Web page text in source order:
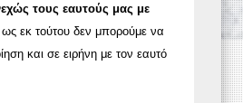
τους εαυτούς μας με
ως εκ τούτου δεν μπορούμε να
και σε ειρήνη με τον εαυτό